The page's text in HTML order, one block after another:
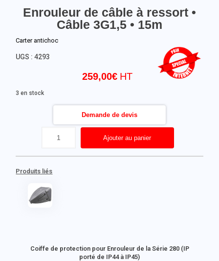
Enrouleur de câble à ressort •
Câble 3G1,5 • 15m
259,00€
Carter antichoc
3 en stock
Ajouter au panier
Produits liés
Coiffe de protection pour Enrouleur de la Série 280 (IP
porté de IP44 à IP45)
Demande de devis
UGS :4293